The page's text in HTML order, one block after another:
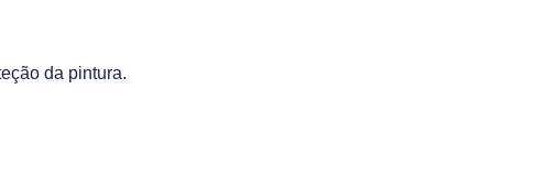
da pintura.